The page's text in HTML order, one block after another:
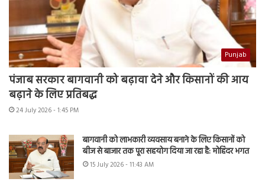
Punjab
पंजाब सरकार बागवानी को बढ़ावा देने और किसानों की आय
बढ़ाने के लिए प्रतिबद्ध
24 July 2026 - 1:45 PM
बागवानी को लाभकारी व्यवसाय बनाने के लिए किसानों को
बीज से बाजार तक पूरा सहयोग दिया जा रहा है: मोहिंदर भगत
15 July 2026 - 11:43 AM